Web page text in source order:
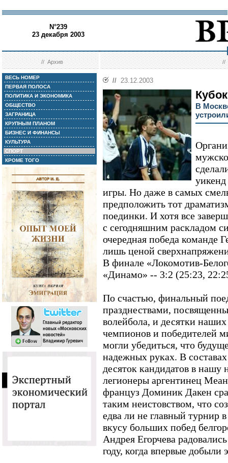
N°239
23 декабря 2003
//Архив //
ВЕСЬ НОМЕР
ПЕРВАЯ ПОЛОСА
ПОЛИТИКА И ЭКОНОМИКА
ОБЩЕСТВО
ЗАГРАНИЦА
КРУПНЫМ ПЛАНОМ
БИЗНЕС И ФИНАНСЫ
КУЛЬТУРА
СПОРТ
КРОМЕ ТОГО
// 23.12.2003
В
игры. Но даже в самых
предположить тот
поединки. И хотя все
с сегодняшним раскладом
очередная победа команде
лишь ценой
В финале «Локомотив-
«Динамо» -- 3:2 (25:23,
По счастью, финальный
празднествами,
волейбола, и десятки
чемпионов и победителей
могли убедиться, что
надежных руках. В
десяток кандидатов в
легионеры аргентинец
француз Доминик Дакен
таким неистовством, что
едва ли не главный турнир
вкусу больших побед
Андрея Егорчева
году, когда впервые добыли